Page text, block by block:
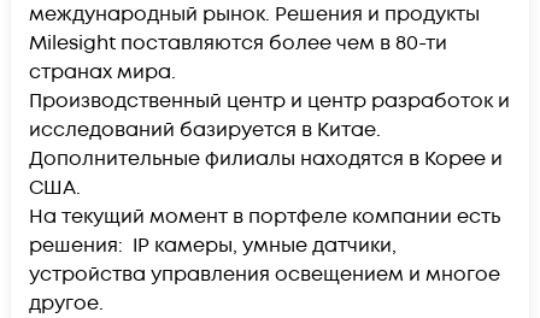
международный рынок. Решения и продукты
Milesight поставляются более чем в 80-ти
странах мира.
Производственный центр и центр разработок и
исследований базируется в Китае.
Дополнительные филиалы находятся в Корее и
США.
На текущий момент в портфеле компании есть
решения: IP камеры, умные датчики,
устройства управления освещением и многое
другое.